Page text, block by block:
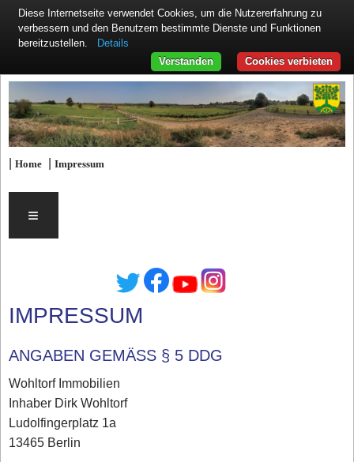
|Home |Impressum
≡
IMPRESSUM
ANGABEN GEMÄSS § 5 DDG
Wohltorf Immobilien
Inhaber Dirk Wohltorf
Ludolfingerplatz 1a
13465 Berlin
Diese Internetseite verwendet Cookies, um die Nutzererfahrung zu
verbessern und den Benutzern bestimmte Dienste und Funktionen
bereitzustellen.
Details
Cookies verbieten
Verstanden